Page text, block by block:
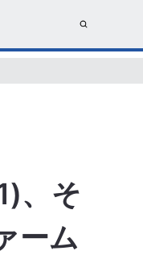
、そ
ーム